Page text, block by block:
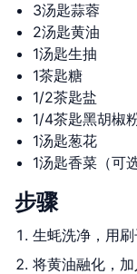
3汤匙蒜蓉
2汤匙黄油
1汤匙生抽
1茶匙糖
1/2茶匙盐
1/4茶匙黑胡椒
1汤匙葱花
1汤匙香菜（可选
步骤
生蚝洗净，用刷
将黄油融化，